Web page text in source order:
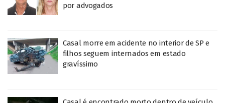
por advogados
Casal morre em acidente no interior de SP e
filhos seguem internados em estado
gravíssimo